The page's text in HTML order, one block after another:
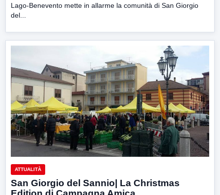
Lago-Benevento mette in allarme la comunità di San Giorgio
del...
ATTUALITÀ
San Giorgio del Sannio| La Christmas